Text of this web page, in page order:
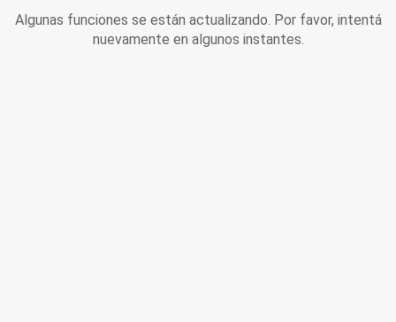
Algunas funciones se están actualizando. Por favor, intentá
nuevamente en algunos instantes.